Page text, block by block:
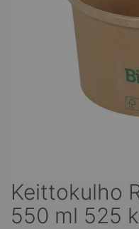
Keittokulho
550 ml 525
Skip
to
the